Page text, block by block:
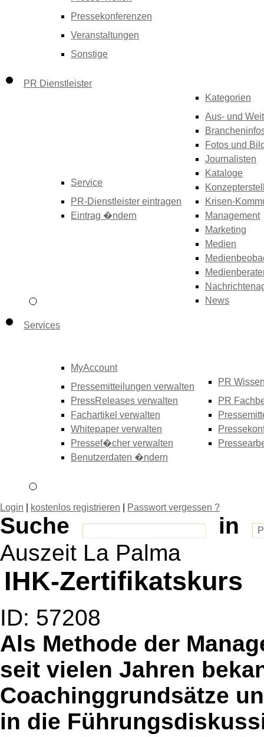
Pressekonferenzen
Veranstaltungen
Sonstige
PR Dienstleister
Service
PR-Dienstleister eintragen
Eintrag �ndern
Kategorien
Aus- und
Fotos und
Journalisten
Kataloge
Krisen-
Management
Marketing
Medien
News
Services
MyAccount
Pressemitteilungen verwalten
PressReleases verwalten
Fachartikel verwalten
Whitepaper verwalten
Pressef�cher verwalten
Benutzerdaten �ndern
PR
PR
Login kostenlos registrieren Passwort vergessen ?
Suche
in
Auszeit La Palma
IHK-Zertifikatskurs
ID: 57208
Als Methode der
seit vielen Jahren
Coachinggrundsätze
in die